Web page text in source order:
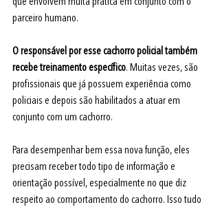
que envolvem muita prática em conjunto com o
parceiro humano.
O responsável por esse cachorro policial também
recebe treinamento específico. Muitas vezes, são
profissionais que já possuem experiência como
policiais e depois são habilitados a atuar em
conjunto com um cachorro.
Para desempenhar bem essa nova função, eles
precisam receber todo tipo de informação e
orientação possível, especialmente no que diz
respeito ao comportamento do cachorro. Isso tudo